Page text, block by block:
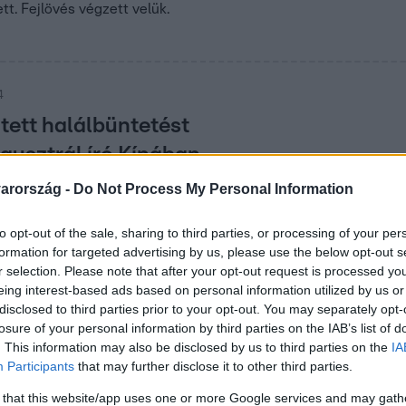
- Do Not Process My Personal Information
opt-out of the sale, sharing to third parties, or processing of your
for targeted advertising by us, please use the below opt-out
selection. Please note that after your opt-out request is processed
interest-based ads based on personal information utilized by us
to third parties prior to your opt-out. You may separately
of your personal information by third parties on the IAB’s list of
This information may also be disclosed by us to third parties on the
Participants that may further disclose it to other third parties.
that this website/app uses one or more Google services and may
Fejlövés végzett velük.
halálbüntetést
író Kínában
vádolták, öt éve tartóztatták le.
kihasználva gerjedt rá
nem lett jó vége
követőről derült ki, hogy a a névtelenség mögött